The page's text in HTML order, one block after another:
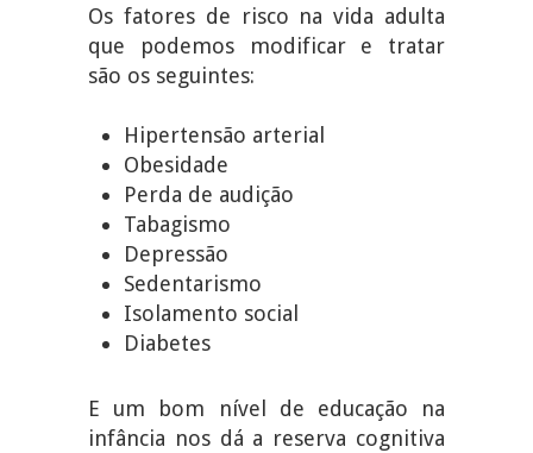
Os fatores de risco na vida adulta
que podemos modificar e tratar
são os seguintes:
Hipertensão arterial
Obesidade
Perda de audição
Tabagismo
Depressão
Sedentarismo
Isolamento social
Diabetes
E um bom nível de educação na
infância nos dá a reserva cognitiva